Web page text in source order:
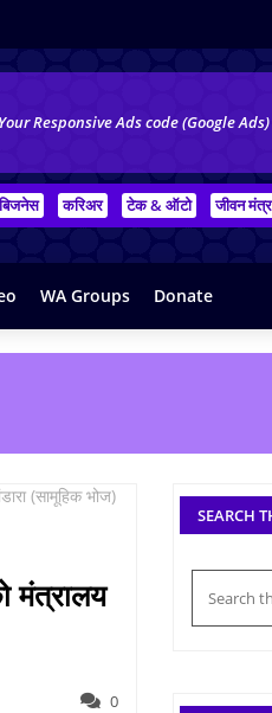
Your Responsive Ads code (Google Ads)
बिजनेस करिअर टेक & ऑटो जीवन मंत्र
WA Groups Donate
(सामूहिक भोज)
मंत्रालय
0
SEARCH